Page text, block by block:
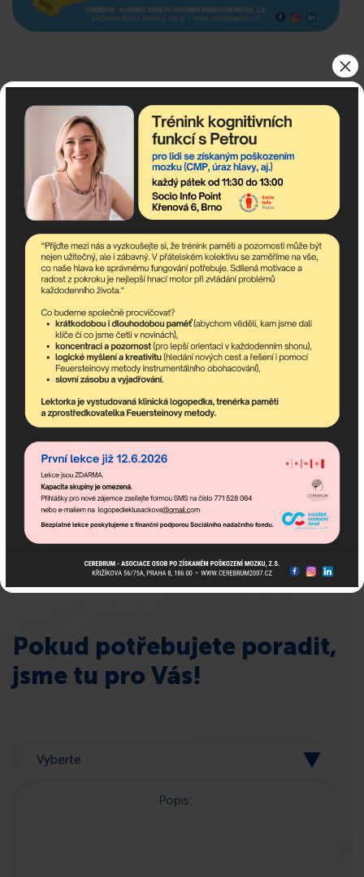
< Novoroční
posezení
Keramický workshop s Veronikou
Přikrylovou >
Odebírejte newsletter!
newsletter obsahuje nejaktuálnější nadcházející akce
komunitního centra a dění v asociaci.
Pokud potřebujete poradit,
jsme tu pro Vás!
Popis:
×